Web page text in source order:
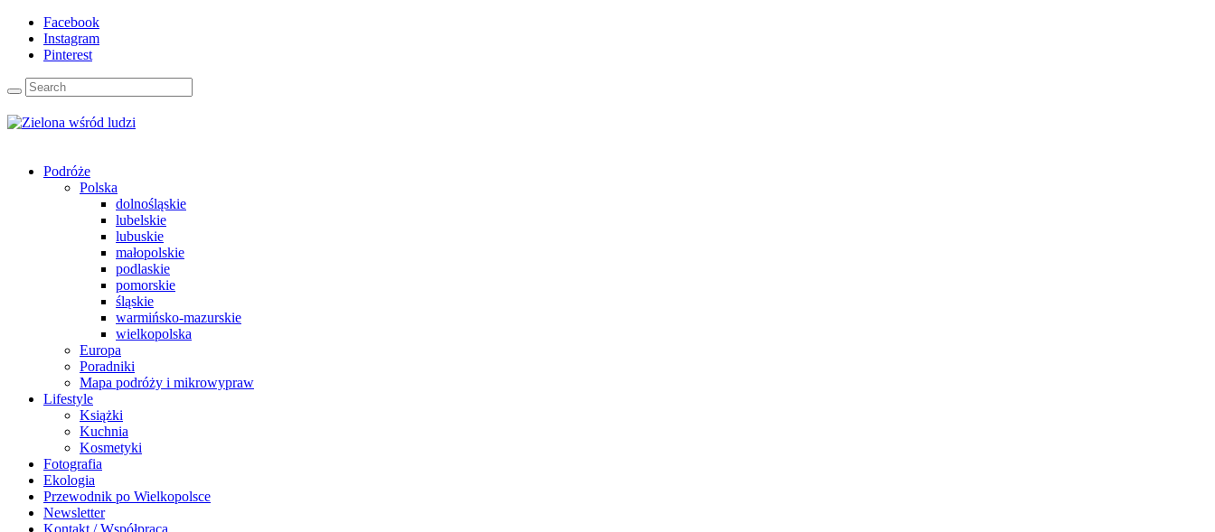
Facebook
Instagram
Pinterest
Podróże
Polska
dolnośląskie
lubelskie
lubuskie
małopolskie
podlaskie
pomorskie
śląskie
warmińsko-mazurskie
wielkopolska
Europa
Poradniki
Mapa podróży i mikrowypraw
Lifestyle
Książki
Kuchnia
Kosmetyki
Fotografia
Ekologia
Przewodnik po Wielkopolsce
Newsletter
Kontakt / Współpraca